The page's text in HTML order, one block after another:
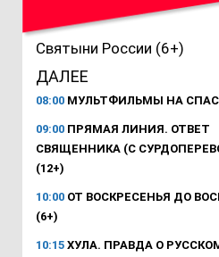
Святыни России (6+)
ДАЛЕЕ
08:00 МУЛЬТФИЛЬМЫ НА
09:00 ПРЯМАЯ ЛИНИЯ. ОТВЕТ
СВЯЩЕННИКА (С
(12+)
10:00 ОТ ВОСКРЕСЕНЬЯ ДО
(6+)
10:15 ХУЛА. ПРАВДА О